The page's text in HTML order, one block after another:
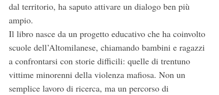
dal territorio, ha saputo attivare un dialogo ben più
ampio.
Il libro nasce da un progetto educativo che ha coinvolto
scuole dell’Altomilanese, chiamando bambini e ragazzi
a confrontarsi con storie difficili: quelle di trentuno
vittime minorenni della violenza mafiosa. Non un
semplice lavoro di ricerca, ma un percorso di